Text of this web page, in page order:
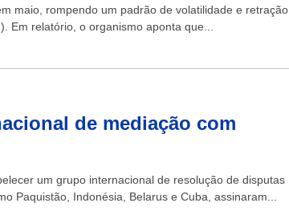
maio, rompendo um padrão de volatilidade e retração
Em relatório, o organismo aponta que...
de mediação com
um grupo internacional de resolução de disputas
Paquistão, Indonésia, Belarus e Cuba, assinaram...